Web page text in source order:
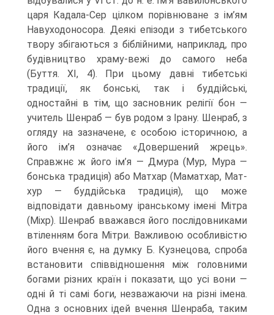
царя Кадала-Сер цілком порівнюване з ім’ям
Навуходоносора. Деякі епізоди з тибетського
твору збігаються з біблійними, наприклад, про
будівництво храму-вежі до самого неба
(Буття. XI, 4). При цьому давні тибетські
традиції, як бонські, так і буддійські,
одностайні в тім, що заснов­ник релігії бон —
учитель Шенраб — був родом з Ірану. Шенраб, з
огляду на зазна­чене, є особою історичною, а
його ім’я означає «Довершений жрець».
Справжнє ж його ім’я — Дмура (Мур, Мура —
бонська традиція) або Матхар (Маматхар, Мат-
хур — буддійська традиція), що може
відповідати давньому іранському імені Мітра
(Міхр). Шенраб вважався його послідовниками
втіленням бога Мітри. Важливою особливістю
його вчення є, на думку Б. Кузнецова, спроба
встановити співвідно­шення між головними
богами різних країн і показати, що усі вони —
одні й ті самі боги, незважаючи на різні імена.
Одна з основних ідей вчення Шенраба, таким